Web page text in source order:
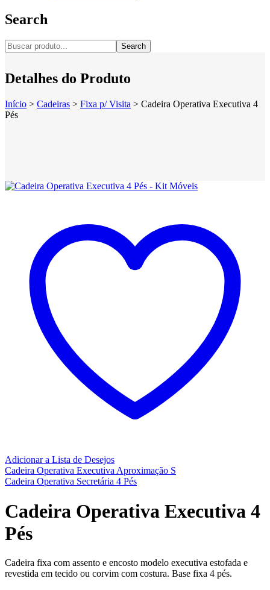
Search
Search
Detalhes do Produto
Início > Cadeiras > Fixa p/ Visita > Cadeira Operativa Executiva 4
Pés
Adicionar a Lista de Desejos
Cadeira Operativa Executiva Aproximação S
Cadeira Operativa Secretária 4 Pés
Cadeira Operativa Executiva 4
Pés
Cadeira fixa com assento e encosto modelo executiva estofada e
revestida em tecido ou corvim com costura. Base fixa 4 pés.